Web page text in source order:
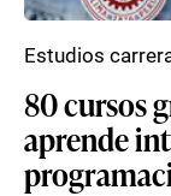
80 cursos
aprende
Estudios